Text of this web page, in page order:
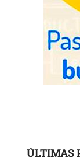
ÚLTIMAS